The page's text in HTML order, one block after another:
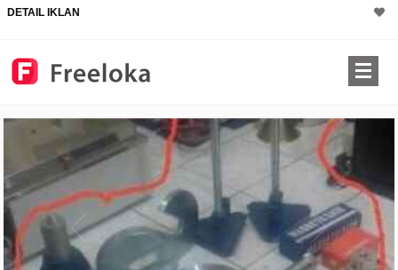
DETAIL IKLAN